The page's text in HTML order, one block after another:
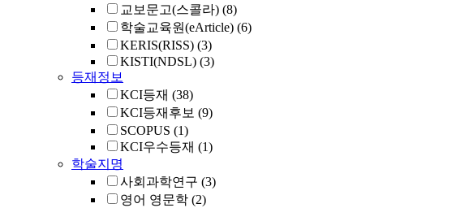
교보문고(스콜라) (8)
학술교육원(eArticle) (6)
KERIS(RISS) (3)
KISTI(NDSL) (3)
등재정보
KCI등재 (38)
KCI등재후보 (9)
SCOPUS (1)
KCI우수등재 (1)
학술지명
사회과학연구 (3)
영어 영문학 (2)